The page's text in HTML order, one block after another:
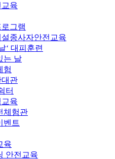
육
그램
종사자안전교육
‘ 대피훈련
는 날
험
대관
터
육
체험관
벤트
육
안전교육